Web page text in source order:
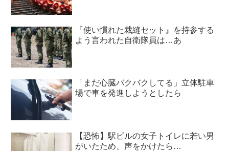
『使い慣れた裁縫セット』を持参する
よう言われた自衛隊員は…あ
「まだ心臓バクバクしてる」立体駐車
場で車を発進しようとしたら
【恐怖】駅ビルの女子トイレに若い男
がいたため、声をかけたら…